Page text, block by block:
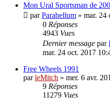
Mon Ural Sportsman de
parParabellum » mar. 24
0 Réponses
4943 Vues
Dernier message par
mar. 24 oct. 2017
Free Wheels 1991
parleMitch » mer. 6 avr.
9 Réponses
11279 Vues